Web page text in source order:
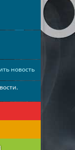
новость